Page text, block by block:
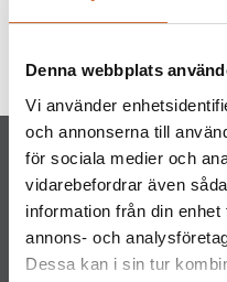
Denna webbplats
Vi använder
och annonserna till
för sociala medier och
vidarebefordrar även
information från din
annons- och
Dessa kan i sin tur
Maskinparken Sverige